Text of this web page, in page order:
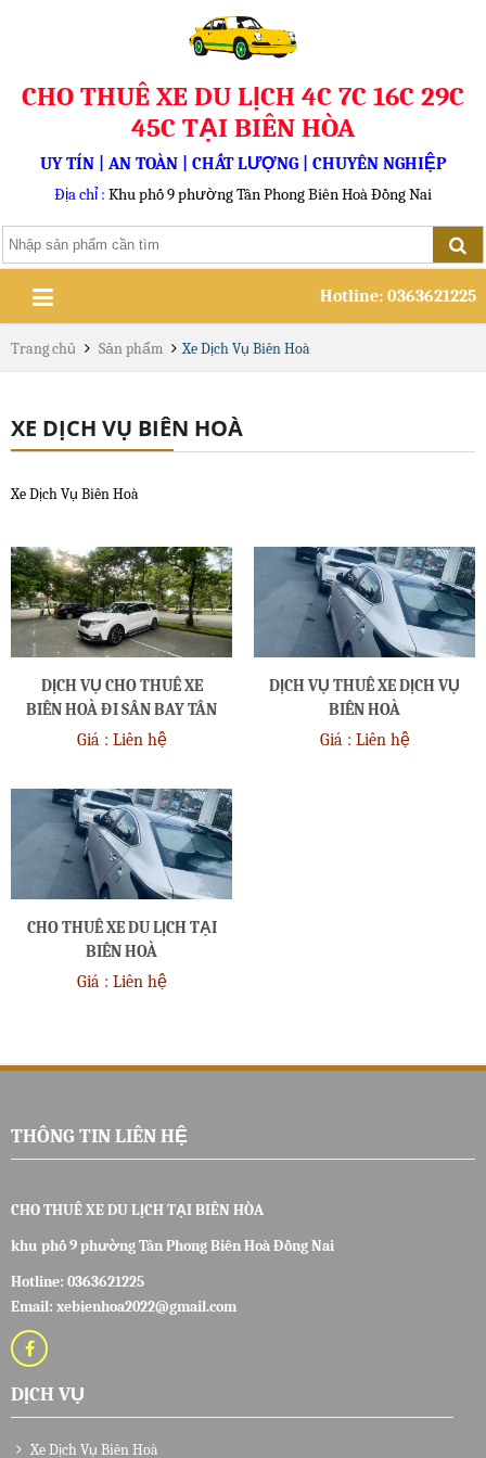
CHO THUÊ XE DU LỊCH 4C 7C 16C 29C
45C TẠI BIÊN HÒA
UY TÍN | AN TOÀN | CHẤT LƯỢNG | CHUYÊN NGHIỆP
Địa chỉ : Khu phố 9 phường Tân Phong Biên Hoà Đồng Nai
Hotline: 0363621225
Trang chủ Sản phẩm Xe Dịch Vụ Biên Hoà
XE DỊCH VỤ BIÊN HOÀ
Xe Dịch Vụ Biên Hoà
DỊCH VỤ CHO THUÊ XE
BIÊN HOÀ ĐI SÂN BAY TÂN
SƠN NHẤT TP HCM - GIÁ
Giá : Liên hệ
DỊCH VỤ THUÊ XE DỊCH VỤ
BIÊN HOÀ
Giá : Liên hệ
CHO THUÊ XE DU LỊCH TẠI
BIÊN HOÀ
Giá : Liên hệ
THÔNG TIN LIÊN HỆ
CHO THUÊ XE DU LỊCH TẠI BIÊN HÒA
khu phố 9 phường Tân Phong Biên Hoà Đồng Nai
Hotline: 0363621225
Email: xebienhoa2022@gmail.com
DỊCH VỤ
Xe Dịch Vụ Biên Hoà